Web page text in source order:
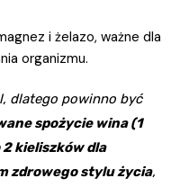
i żelazo, ważne dla
organizmu.
dlatego powinno być
spożycie wina (1
kieliszków dla
zdrowego stylu życia,